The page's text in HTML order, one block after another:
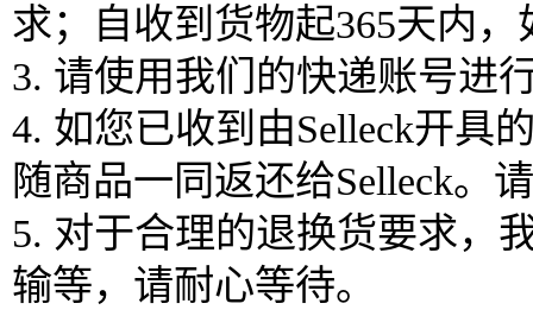
求；自收到货物起365天内
3. 请使用我们的快递账号进
4. 如您已收到由Selleck开具
随商品一同返还给Selleck。
5. 对于合理的退换货要求，
输等，请耐心等待。